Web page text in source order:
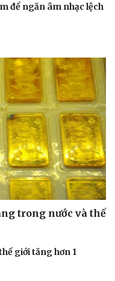
trí
sĩ
trang
Việt
để ngăn âm nhạc lệch
trong nước và thế
giới tăng hơn 1